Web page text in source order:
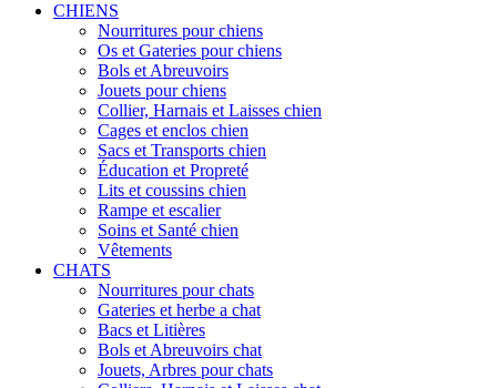
CHIENS
Nourritures pour chiens
Os et Gateries pour chiens
Bols et Abreuvoirs
Jouets pour chiens
Collier, Harnais et Laisses chien
Cages et enclos chien
Sacs et Transports chien
Éducation et Propreté
Lits et coussins chien
Rampe et escalier
Soins et Santé chien
Vêtements
CHATS
Nourritures pour chats
Gateries et herbe a chat
Bacs et Litières
Bols et Abreuvoirs chat
Jouets, Arbres pour chats